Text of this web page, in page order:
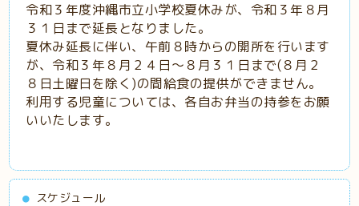
令和３年度沖縄市立小学校夏休みが、令和３年８月
３１日まで延長となりました。
夏休み延長に伴い、午前８時からの開所を行います
が、令和３年８月２４日〜８月３１日まで(８月２
８日土曜日を除く)の間給食の提供ができません。
利用する児童については、各自お弁当の持参をお願
いいたします。
スケジュール